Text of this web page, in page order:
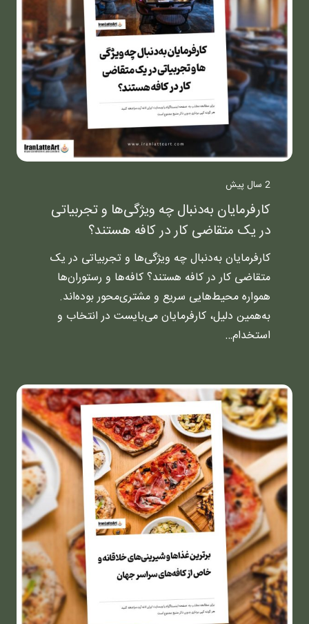
2 سال پیش
کارفرمایان به‌دنبال چه ویژگی‌ها و تجربیاتی
در یک متقاضی کار در کافه هستند؟
کارفرمایان به‌دنبال چه ویژگی‌ها و تجربیاتی در یک
متقاضی کار در کافه هستند؟ کافه‌ها و رستوران‌ها
همواره محیط‌هایی سریع و مشتری‌محور بوده‌اند.
به‌همین دلیل، کارفرمایان می‌بایست در انتخاب و
استخدام…